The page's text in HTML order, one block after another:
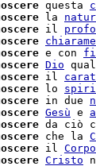
questa
la
il
e con
Dio
il
lo
in due
Gesù e
da ciò
che la
il Corpo
Cristo